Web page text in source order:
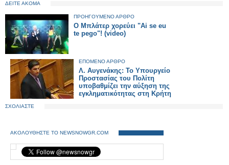
ΔΕΙΤΕ ΑΚΟΜΑ
ΠΡΟΗΓΟΥΜΕΝΟ ΑΡΘΡΟ
Ο Μπλάτερ χορεύει "Ai se eu
te pego"! (video)
ΕΠΟΜΕΝΟ ΑΡΘΡΟ
Λ. Αυγενάκης: Το Υπουργείο
Προστασίας του Πολίτη
υποβαθμίζει την αύξηση της
εγκληματικότητας στη Κρήτη
ΣΧΟΛΙΑΣΤΕ
ΑΚΟΛΟΥΘΗΣΤΕ ΤΟ NEWSNOWGR.COM